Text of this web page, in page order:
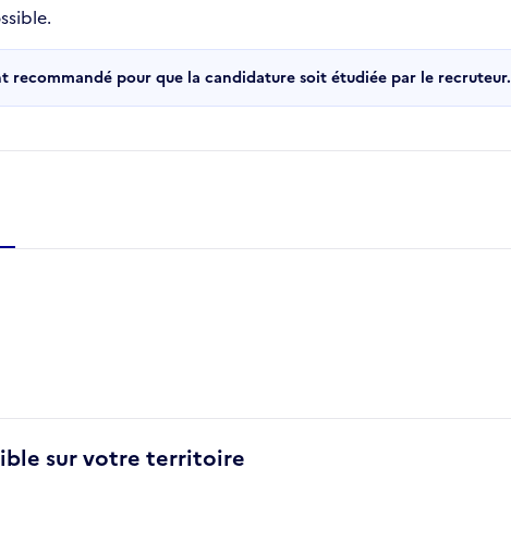
recommandé pour que la candidature soit étudiée par le recruteur.
sur votre territoire